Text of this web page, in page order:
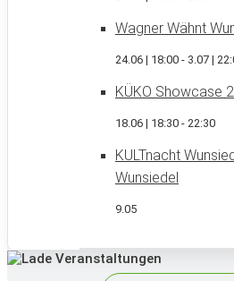
Wagner Wähnt
24.06 | 18:00 - 3.07 |
KÜKO Showcase
18.06 | 18:30 - 22:30
KULTnacht
Wunsiedel
9.05